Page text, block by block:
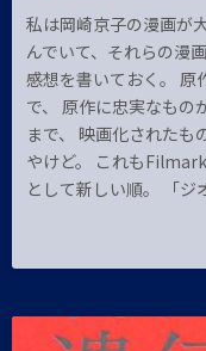
私は岡崎京子の漫画が
んでいて、それらの漫
感想を書いておく。 原
で、 原作に忠実なもの
まで、 映画化されたも
やけど。 これも
として新しい順。 「